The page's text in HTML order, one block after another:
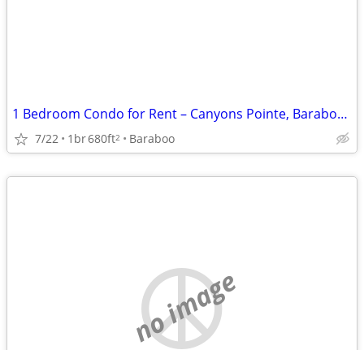
1 Bedroom Condo for Rent – Canyons Pointe, Baraboo, WI
7/22 1br680ft2 Baraboo
no image